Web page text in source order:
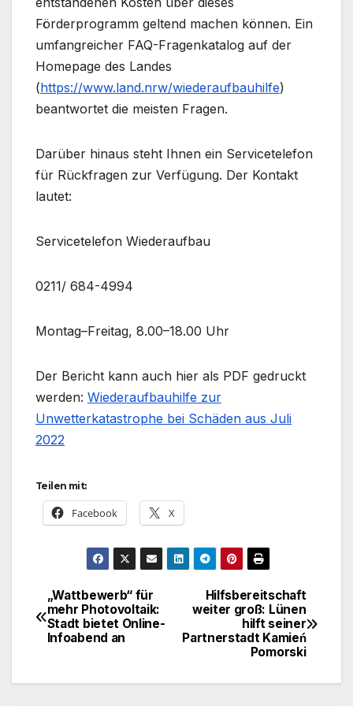
Förderprogramm geltend machen können. Ein
umfangreicher FAQ-Fragenkatalog auf der
Homepage des Landes
(https://www.land.nrw/wiederaufbauhilfe)
beantwortet die meisten Fragen.
Darüber hinaus steht Ihnen ein Servicetelefon
für Rückfragen zur Verfügung. Der Kontakt
lautet:
Servicetelefon Wiederaufbau
0211/ 684-4994
Montag–Freitag, 8.00–18.00 Uhr
Der Bericht kann auch hier als PDF gedruckt
werden: Wiederaufbauhilfe zur
Unwetterkatastrophe bei Schäden aus Juli
2022
Teilen mit:
Facebook X
Beitragsnavigation
Hilfsbereitschaft
weiter groß: Lünen
hilft seiner
Partnerstadt Kamień
Pomorski
„Wattbewerb“ für
mehr Photovoltaik:
Stadt bietet Online-
Infoabend an